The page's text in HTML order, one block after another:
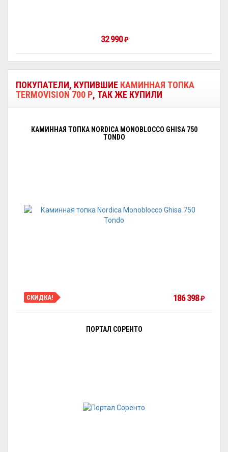
32 990 ₽
ПОКУПАТЕЛИ, КУПИВШИЕ КАМИННАЯ ТОПКА
TERMOVISION 700 P, ТАК ЖЕ КУПИЛИ
КАМИННАЯ ТОПКА NORDICA MONOBLOCCO GHISA 750
TONDO
СКИДКА! 186 398 ₽
ПОРТАЛ СОРЕНТО